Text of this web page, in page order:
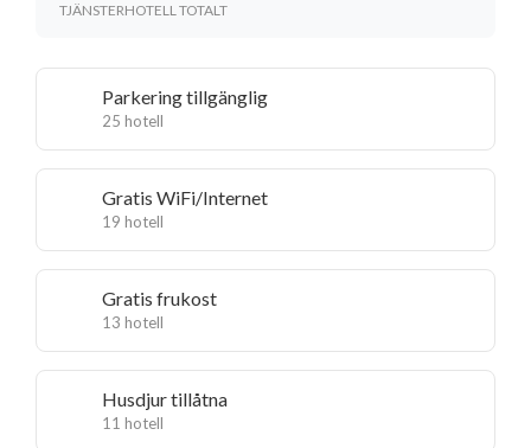
TJÄNSTERHOTELL TOTALT
Parkering tillgänglig
25 hotell
Gratis WiFi/Internet
19 hotell
Gratis frukost
13 hotell
Husdjur tillåtna
11 hotell